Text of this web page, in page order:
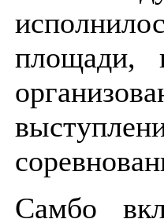
площади,
Самбо